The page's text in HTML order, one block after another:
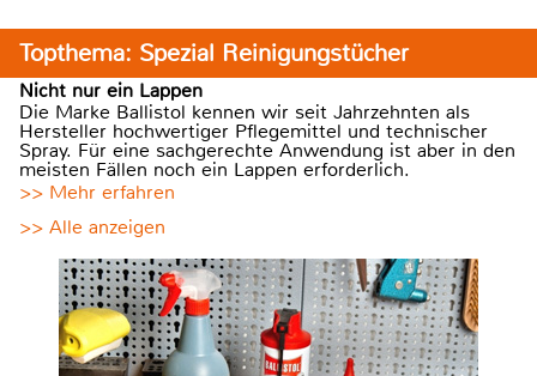
Topthema: Spezial Reinigungstücher
Nicht nur ein Lappen
Die Marke Ballistol kennen wir seit Jahrzehnten als
Hersteller hochwertiger Pflegemittel und technischer
Spray. Für eine sachgerechte Anwendung ist aber in den
meisten Fällen noch ein Lappen erforderlich.
>> Mehr erfahren
>> Alle anzeigen